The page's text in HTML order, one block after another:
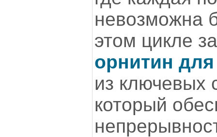
невозможна
этом цикле
орнитин
из ключевых
который